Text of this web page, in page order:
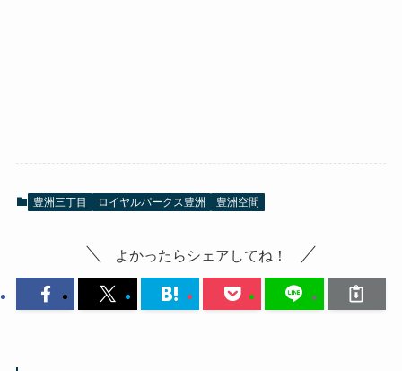
豊洲三丁目 ロイヤルパークス豊洲 豊洲空間
よかったらシェアしてね！